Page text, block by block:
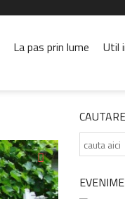
La pas prin lume Util
CAUTARE